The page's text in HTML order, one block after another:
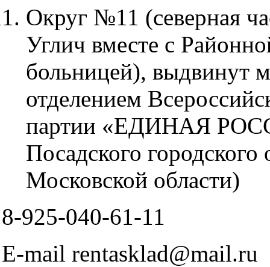
Округ №11 (северная
Углич вместе с
больницей), выдвинут
отделением
партии «ЕДИНАЯ
Посадского городского
Московской области)
8-925-040-61-11
E-mail rentasklad@mail.ru